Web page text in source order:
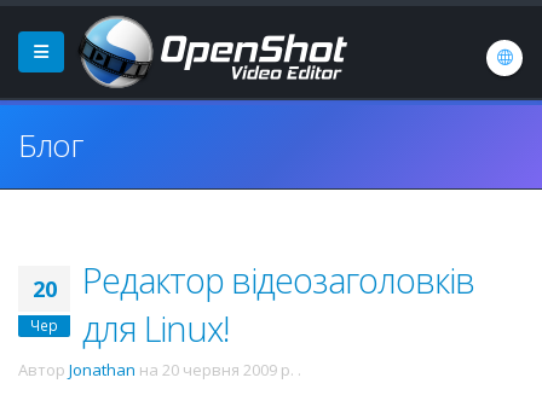
Блог
20
Чер
Редактор відеозаголовків
для Linux!
Автор Jonathan на 20 червня 2009 р. .